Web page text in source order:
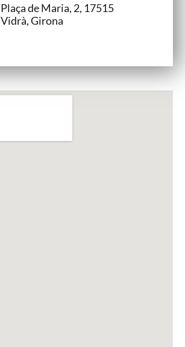
Plaça de Maria, 2, 17515
Vidrà, Girona